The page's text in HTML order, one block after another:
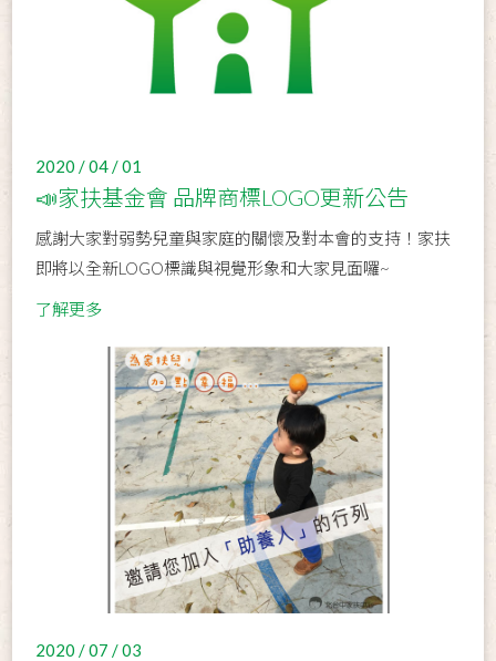
2020 / 04 / 01
📣家扶基金會 品牌商標LOGO更新公告
感謝大家對弱勢兒童與家庭的關懷及對本會的支持！家扶
即將以全新LOGO標識與視覺形象和大家見面囉~
了解更多
2020 / 07 / 03